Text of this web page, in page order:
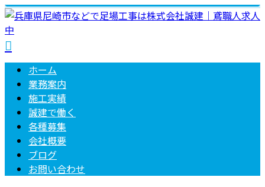
ホーム
業務案内
施工実績
誠建で働く
各種募集
会社概要
ブログ
お問い合わせ